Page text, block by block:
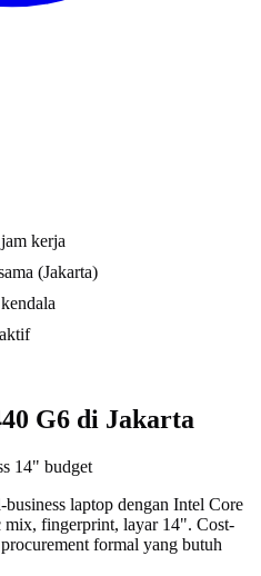
kerja
(Jakarta)
G6 di Jakarta
14" budget
laptop dengan Intel Core
fingerprint, layar 14". Cost-
formal yang butuh